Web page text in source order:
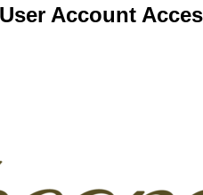
Account
ー・アカウントアクセス（